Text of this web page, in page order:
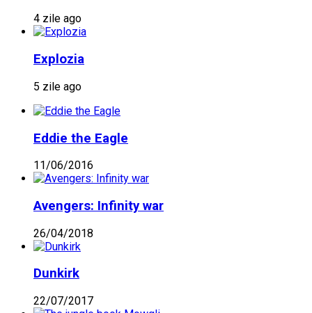
4 zile ago
Explozia
5 zile ago
Eddie the Eagle
11/06/2016
Avengers: Infinity war
26/04/2018
Dunkirk
22/07/2017